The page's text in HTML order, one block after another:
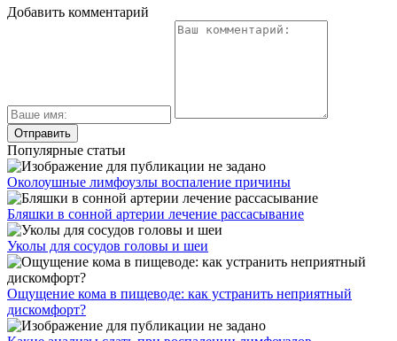
Добавить комментарий
Популярные статьи
Околоушные лимфоузлы воспаление причины
Бляшки в сонной артерии лечение рассасывание
Уколы для сосудов головы и шеи
Ощущение кома в пищеводе: как устранить неприятный
дискомфорт?